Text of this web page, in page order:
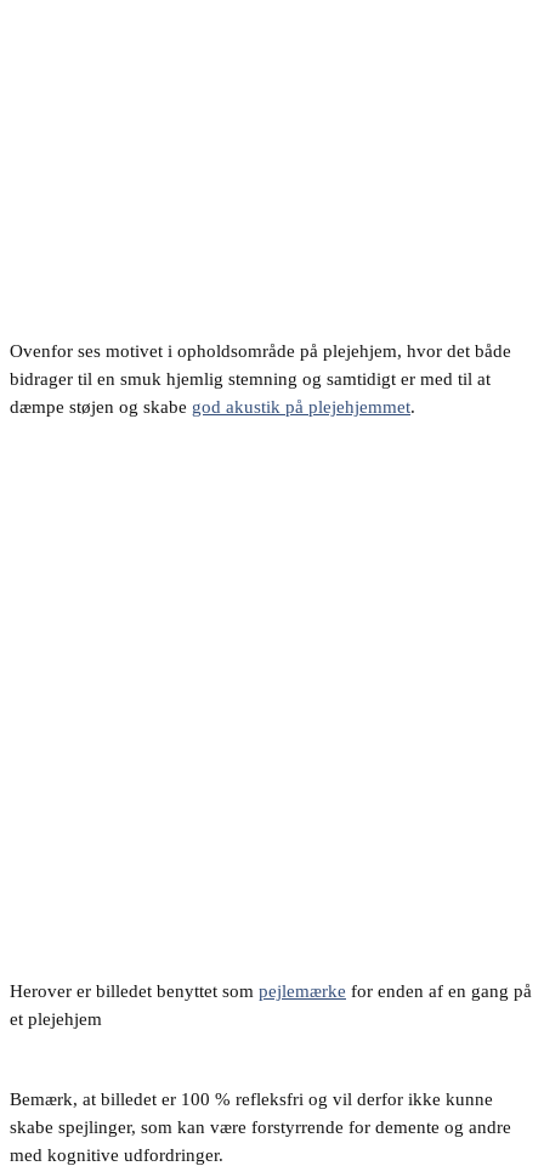
Ovenfor ses motivet i opholdsområde på plejehjem, hvor det både
bidrager til en smuk hjemlig stemning og samtidigt er med til at
dæmpe støjen og skabe god akustik på plejehjemmet.
Herover er billedet benyttet som pejlemærke for enden af en gang på
et plejehjem
Bemærk, at billedet er 100 % refleksfri og vil derfor ikke kunne
skabe spejlinger, som kan være forstyrrende for demente og andre
med kognitive udfordringer.